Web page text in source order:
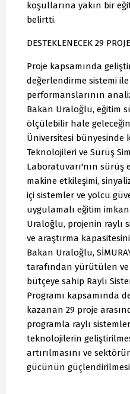
koşullarına yakın bir
belirtti.
DESTEKLENECEK 29
Proje kapsamında
değerlendirme sistemi
performanslarının
Bakan Uraloğlu, eğitim
ölçülebilir hale
Üniversitesi bünyesinde
Teknolojileri ve Sürüş
Laboratuvarı'nın sürüş
makine etkileşimi,
içi sistemler ve yolcu
uygulamalı eğitim
Uraloğlu, projenin raylı
ve araştırma
Bakan Uraloğlu,
tarafından yürütülen
bütçeye sahip Raylı
Programı kapsamında
kazanan 29 proje
programla raylı
teknolojilerin
artırılmasını ve
gücünün